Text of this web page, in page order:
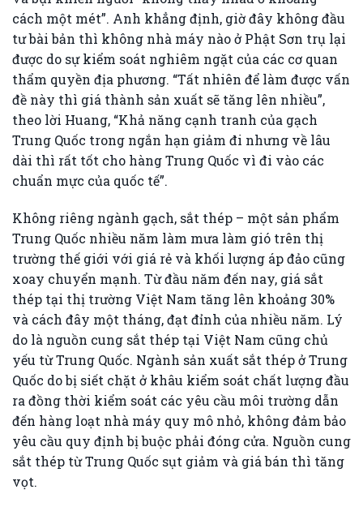
cách một mét”. Anh khẳng định, giờ đây không đầu
tư bài bản thì không nhà máy nào ở Phật Sơn trụ lại
được do sự kiểm soát nghiêm ngặt của các cơ quan
thẩm quyền địa phương. “Tất nhiên để làm được vấn
đề này thì giá thành sản xuất sẽ tăng lên nhiều”,
theo lời Huang, “Khả năng cạnh tranh của gạch
Trung Quốc trong ngắn hạn giảm đi nhưng về lâu
dài thì rất tốt cho hàng Trung Quốc vì đi vào các
chuẩn mực của quốc tế”.
Không riêng ngành gạch, sắt thép – một sản phẩm
Trung Quốc nhiều năm làm mưa làm gió trên thị
trường thế giới với giá rẻ và khối lượng áp đảo cũng
xoay chuyển mạnh. Từ đầu năm đến nay, giá sắt
thép tại thị trường Việt Nam tăng lên khoảng 30%
và cách đây một tháng, đạt đỉnh của nhiều năm. Lý
do là nguồn cung sắt thép tại Việt Nam cũng chủ
yếu từ Trung Quốc. Ngành sản xuất sắt thép ở Trung
Quốc do bị siết chặt ở khâu kiểm soát chất lượng đầu
ra đồng thời kiểm soát các yêu cầu môi trường dẫn
đến hàng loạt nhà máy quy mô nhỏ, không đảm bảo
yêu cầu quy định bị buộc phải đóng cửa. Nguồn cung
sắt thép từ Trung Quốc sụt giảm và giá bán thì tăng
vọt.